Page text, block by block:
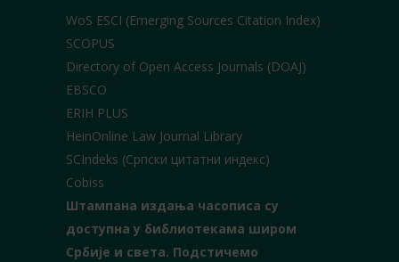
WoS ESCI (Emerging Sources Citation Index)
SCOPUS
Directory of Open Access Journals (DOAJ)
EBSCO
ERIH PLUS
HeinOnline Law Journal Library
SCIndeks (Српски цитатни индекс)
Cobiss
Штампана издања часописа су
доступна у библиотекама широм
Србије и света. Подстичемо